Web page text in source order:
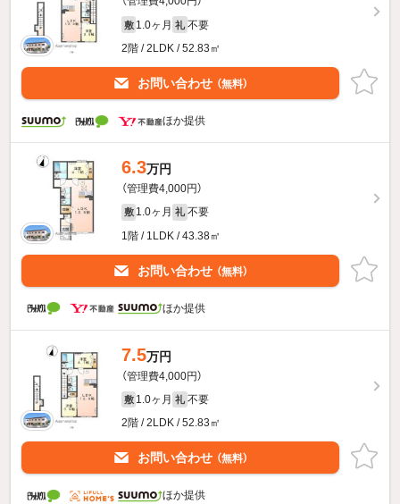
敷 1.0ヶ月 礼 不要
2階 / 2LDK / 52.83㎡
お問い合わせ （無料）
ほか提供
6.3万円
（管理費4,000円）
敷 1.0ヶ月 礼 不要
1階 / 1LDK / 43.38㎡
お問い合わせ （無料）
ほか提供
7.5万円
（管理費4,000円）
敷 1.0ヶ月 礼 不要
2階 / 2LDK / 52.83㎡
お問い合わせ （無料）
ほか提供